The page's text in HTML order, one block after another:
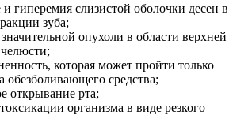
гиперемия слизистой оболочки десен в
зуба;
опухоли в области верхней
которая может пройти только
обезболивающего средства;
открывание рта;
организма в виде резкого